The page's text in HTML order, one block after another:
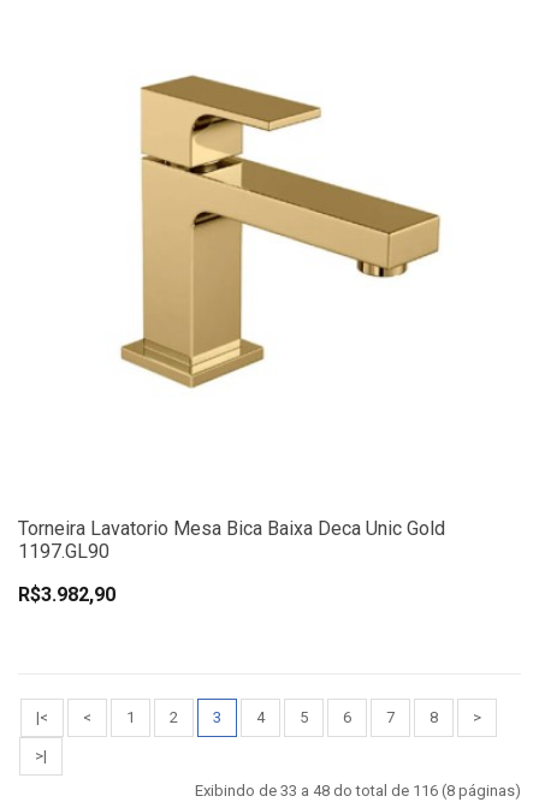
Torneira Lavatorio Mesa Bica Baixa Deca Unic Gold
1197.GL90
R$3.982,90
|< < 1 2 3 4 5 6 7 8 >
>|
Exibindo de 33 a 48 do total de 116 (8 páginas)